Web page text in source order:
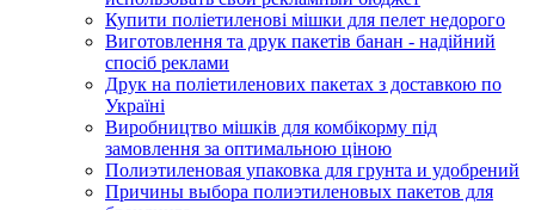
Купити поліетиленові мішки для пелет недорого
Виготовлення та друк пакетів банан - надійний
спосіб реклами
Друк на поліетиленових пакетах з доставкою по
Україні
Виробництво мішків для комбікорму під
замовлення за оптимальною ціною
Полиэтиленовая упаковка для грунта и удобрений
Причины выбора полиэтиленовых пакетов для